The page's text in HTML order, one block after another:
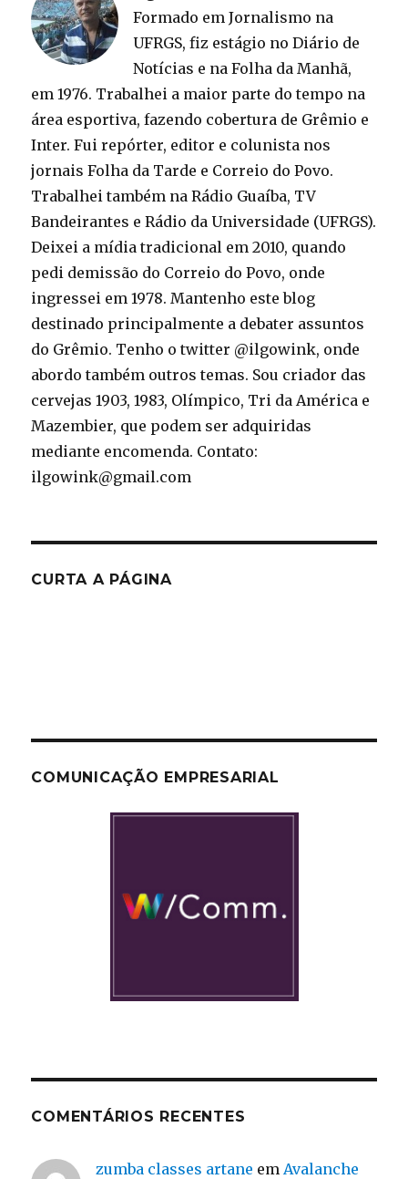
Formado em Jornalismo na
UFRGS, fiz estágio no Diário de
Notícias e na Folha da Manhã,
em 1976. Trabalhei a maior parte do tempo na
área esportiva, fazendo cobertura de Grêmio e
Inter. Fui repórter, editor e colunista nos
jornais Folha da Tarde e Correio do Povo.
Trabalhei também na Rádio Guaíba, TV
Bandeirantes e Rádio da Universidade (UFRGS).
Deixei a mídia tradicional em 2010, quando
pedi demissão do Correio do Povo, onde
ingressei em 1978. Mantenho este blog
destinado principalmente a debater assuntos
do Grêmio. Tenho o twitter @ilgowink, onde
abordo também outros temas. Sou criador das
cervejas 1903, 1983, Olímpico, Tri da América e
Mazembier, que podem ser adquiridas
mediante encomenda. Contato:
ilgowink@gmail.com
CURTA A PÁGINA
COMUNICAÇÃO EMPRESARIAL
COMENTÁRIOS RECENTES
zumba classes artane em Avalanche